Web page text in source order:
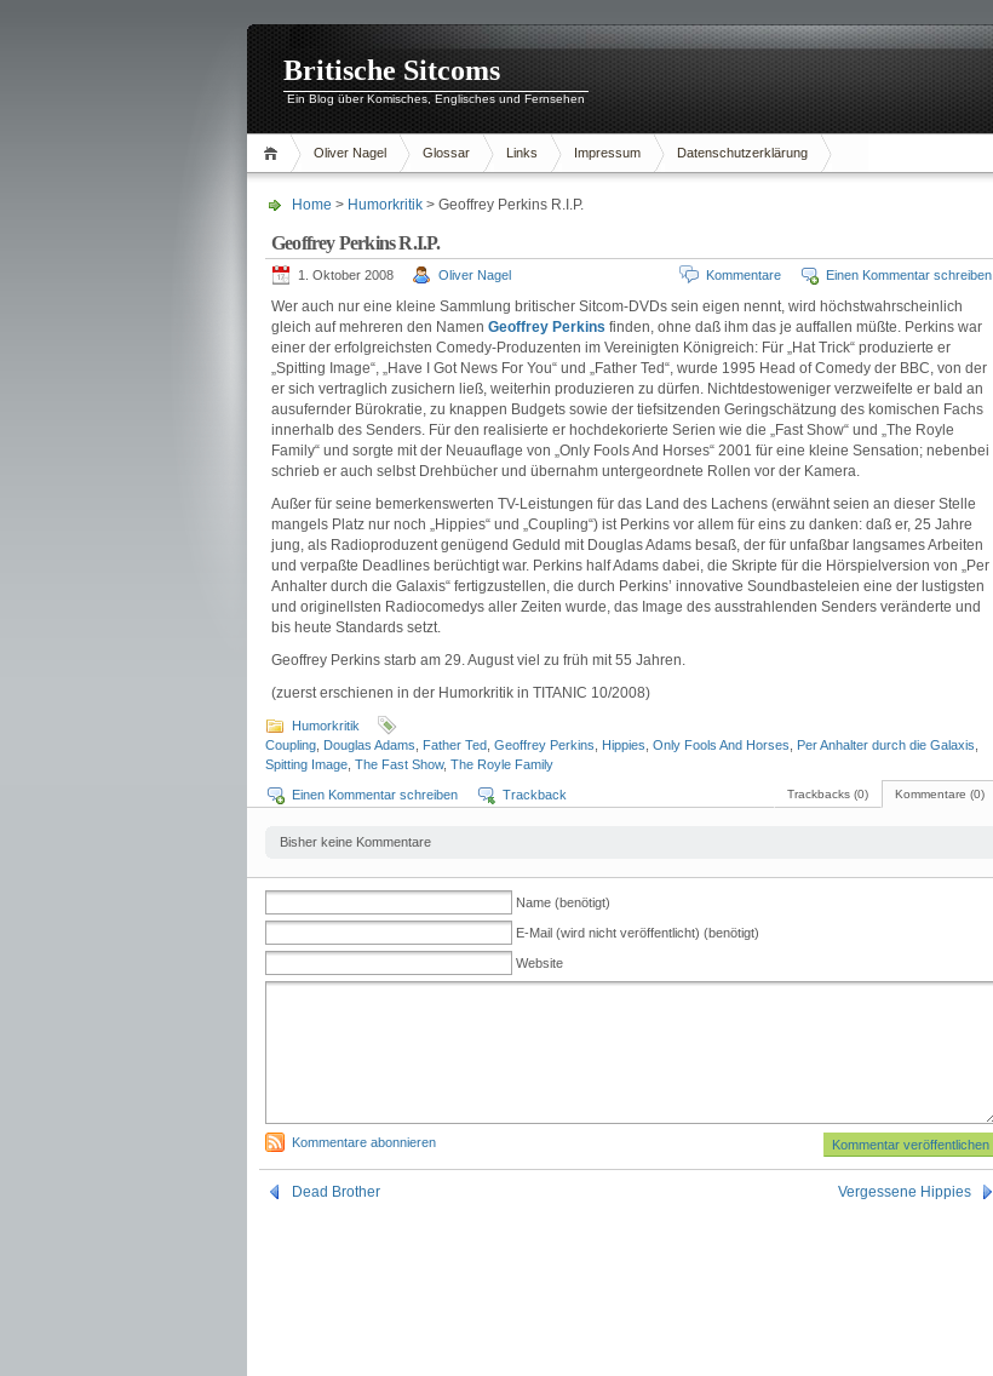
Britische Sitcoms
Ein Blog über Komisches, Englisches und Fernsehen
Oliver Nagel Glossar Links Impressum Datenschutzerklärung
Home > Humorkritik > Geoffrey Perkins R.I.P.
Geoffrey Perkins R.I.P.
1. Oktober 2008 Oliver Nagel Einen Kommentar schreiben
Kommentare
Wer auch nur eine kleine Sammlung britischer Sitcom-DVDs sein eigen nennt, wird höchstwahrscheinlich
gleich auf mehreren den Namen Geoffrey Perkins finden, ohne daß ihm das je auffallen müßte. Perkins war
einer der erfolgreichsten Comedy-Produzenten im Vereinigten Königreich: Für „Hat Trick“ produzierte er
„Spitting Image“, „Have I Got News For You“ und „Father Ted“, wurde 1995 Head of Comedy der BBC, von der
er sich vertraglich zusichern ließ, weiterhin produzieren zu dürfen. Nichtdestoweniger verzweifelte er bald an
ausufernder Bürokratie, zu knappen Budgets sowie der tiefsitzenden Geringschätzung des komischen Fachs
innerhalb des Senders. Für den realisierte er hochdekorierte Serien wie die „Fast Show“ und „The Royle
Family“ und sorgte mit der Neuauflage von „Only Fools And Horses“ 2001 für eine kleine Sensation; nebenbei
schrieb er auch selbst Drehbücher und übernahm untergeordnete Rollen vor der Kamera.
Außer für seine bemerkenswerten TV-Leistungen für das Land des Lachens (erwähnt seien an dieser Stelle
mangels Platz nur noch „Hippies“ und „Coupling“) ist Perkins vor allem für eins zu danken: daß er, 25 Jahre
jung, als Radioproduzent genügend Geduld mit Douglas Adams besaß, der für unfaßbar langsames Arbeiten
und verpaßte Deadlines berüchtigt war. Perkins half Adams dabei, die Skripte für die Hörspielversion von „Per
Anhalter durch die Galaxis“ fertigzustellen, die durch Perkins’ innovative Soundbasteleien eine der lustigsten
und originellsten Radiocomedys aller Zeiten wurde, das Image des ausstrahlenden Senders veränderte und
bis heute Standards setzt.
Geoffrey Perkins starb am 29. August viel zu früh mit 55 Jahren.
(zuerst erschienen in der Humorkritik in TITANIC 10/2008)
Humorkritik
Coupling Douglas Adams Father Ted Geoffrey Perkins Hippies Only Fools And Horses Per Anhalter durch die Galaxis
Spitting Image The Fast Show, The Royle Family
Kommentare (0)
Trackbacks (0)
Einen Kommentar schreiben Trackback
Bisher keine Kommentare
Name (benötigt)
E-Mail (wird nicht veröffentlicht) (benötigt)
Website
Kommentare abonnieren
Dead Brother Vergessene Hippies